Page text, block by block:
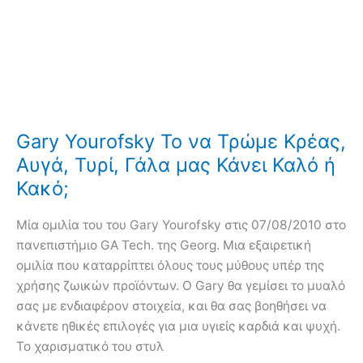
Gary Yourofsky Το να Τρώμε Κρέας,
Αυγά, Τυρί, Γάλα μας Κάνει Καλό ή
Κακό;
Μία ομιλία του του Gary Yourofsky στις 07/08/2010 στο
πανεπιστήμιο GA Tech. της Georg. Μια εξαιρετική
ομιλία που καταρρίπτει όλους τους μύθους υπέρ της
χρήσης ζωικών προϊόντων. Ο Gary θα γεμίσει το μυαλό
σας με ενδιαφέρον στοιχεία, και θα σας βοηθήσει να
κάνετε ηθικές επιλογές για μια υγιείς καρδιά και ψυχή.
Το χαρισματικό του στυλ